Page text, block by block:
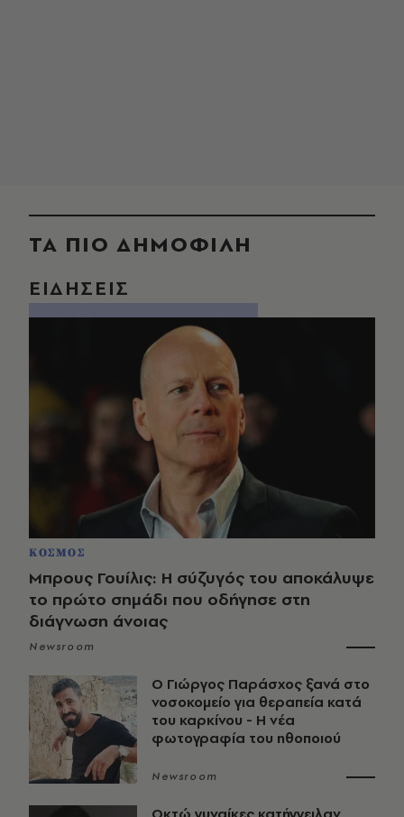
ΤΑ ΠΙΟ ΔΗΜΟΦΙΛΗ
ΕΙΔΗΣΕΙΣ
ΚΟΣΜΟΣ
Μπρους Γουίλις: Η σύζυγός του αποκάλυψε
το πρώτο σημάδι που οδήγησε στη
διάγνωση άνοιας
Newsroom
O Γιώργος Παράσχος ξανά στο
νοσοκομείο για θεραπεία κατά
του καρκίνου - Η νέα
φωτογραφία του ηθοποιού
Newsroom